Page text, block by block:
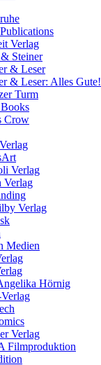
Verlag
Steiner
& Leser
& Leser: Alles Gute!
Turm
Crow
Verlag
Verlag
Verlag
Medien
Hörnig
Verlag
Filmproduktion